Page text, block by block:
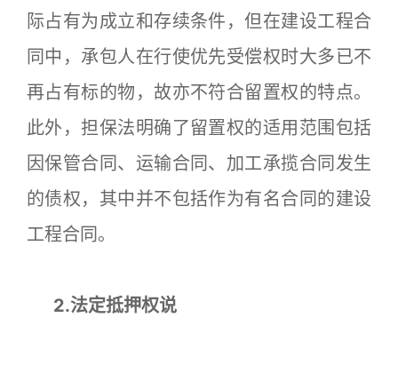
际占有为成立和存续条件，但在建设工程合
同中，承包人在行使优先受偿权时大多已不
再占有标的物，故亦不符合留置权的特点。
此外，担保法明确了留置权的适用范围包括
因保管合同、运输合同、加工承揽合同发生
的债权，其中并不包括作为有名合同的建设
工程合同。
2.法定抵押权说